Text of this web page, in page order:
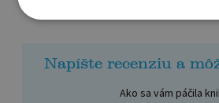
Napíšte recenziu a
Ako sa vám páčila